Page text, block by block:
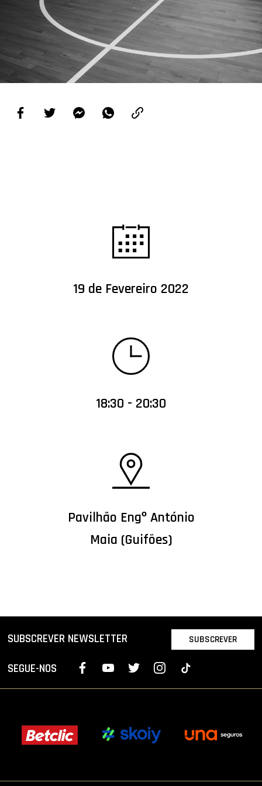
PROJETOS
LIGA BETCLIC MASCULINA
LIGA BETCLIC FEMININA
19 de Fevereiro 2022
18:30 - 20:30
Pavilhão Engº António
Maia (Guifões)
SUBSCREVER NEWSLETTER SUBSCREVER
SEGUE-NOS